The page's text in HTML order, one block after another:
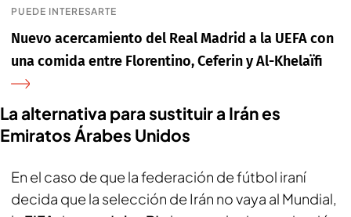
PUEDE INTERESARTE
Nuevo acercamiento del Real Madrid a la UEFA con
una comida entre Florentino, Ceferin y Al-Khelaïfi
La alternativa para sustituir a Irán es
Emiratos Árabes Unidos
En el caso de que la federación de fútbol iraní
decida que la selección de Irán no vaya al Mundial,